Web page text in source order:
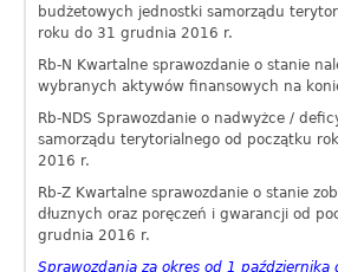
budżetowych jednostki samorządu
roku do 31 grudnia 2016 r.
Rb-N Kwartalne sprawozdanie o stanie
wybranych aktywów finansowych na
Rb-NDS Sprawozdanie o nadwyżce /
samorządu terytorialnego od początku
2016 r.
Rb-Z Kwartalne sprawozdanie o stanie
dłuznych oraz poręczeń i gwarancji od
grudnia 2016 r.
Sprawozdania za okres od 1